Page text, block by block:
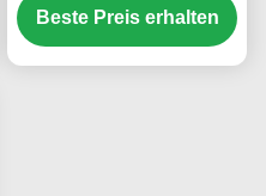
LED-Material
Beste Preis erhalten